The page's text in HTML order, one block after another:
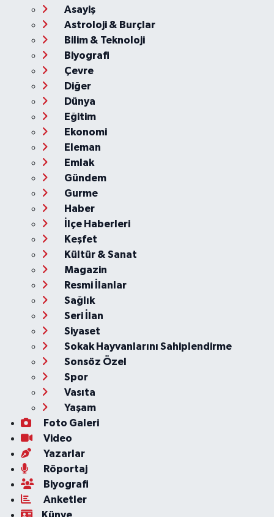
Asayiş
Astroloji & Burçlar
Bilim & Teknoloji
Biyografi
Çevre
Diğer
Dünya
Eğitim
Ekonomi
Eleman
Emlak
Gündem
Gurme
Haber
İlçe Haberleri
Keşfet
Kültür & Sanat
Magazin
Resmi İlanlar
Sağlık
Seri İlan
Siyaset
Sokak Hayvanlarını Sahiplendirme
Sonsöz Özel
Spor
Vasıta
Yaşam
Foto Galeri
Video
Yazarlar
Röportaj
Biyografi
Anketler
Künye